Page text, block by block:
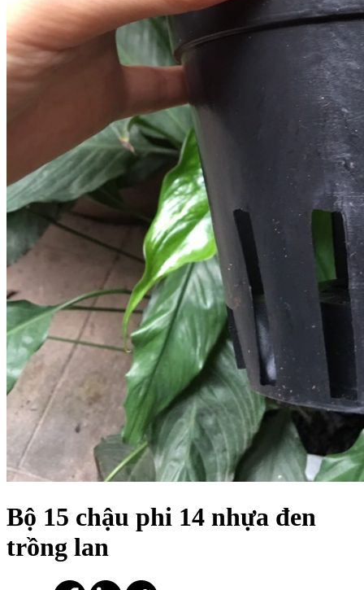
Bộ 15 chậu phi 14 nhựa đen
trồng lan